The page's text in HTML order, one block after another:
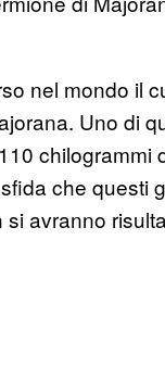
nel mondo il
Uno di
chilogrammi
che questi
avranno